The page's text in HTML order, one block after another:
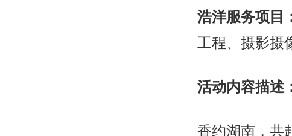
浩洋服务项目
工程、摄影摄
活动内容描述
香约湖南，共